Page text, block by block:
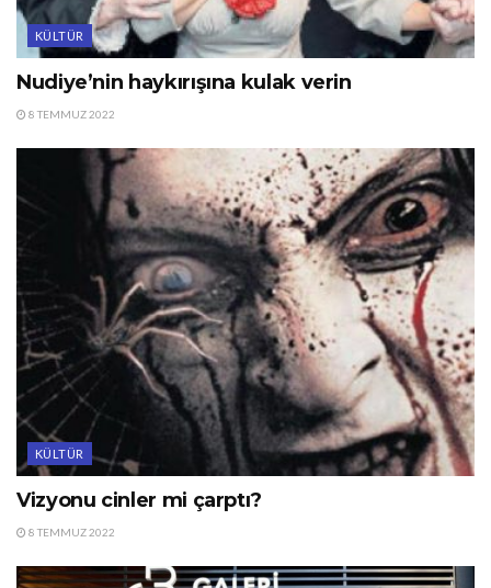
KÜLTÜR
Nudiye’nin haykırışına kulak verin
8 TEMMUZ 2022
KÜLTÜR
Vizyonu cinler mi çarptı?
8 TEMMUZ 2022